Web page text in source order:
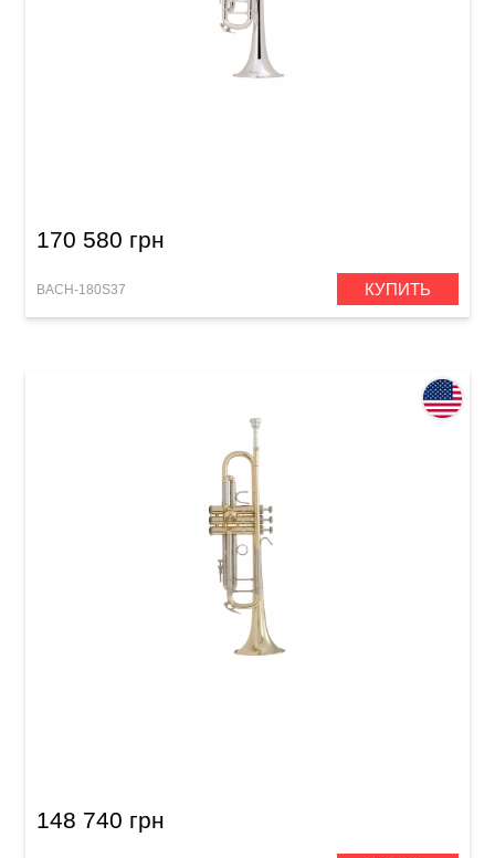
170 580 грн
BACH-180S37 КУПИТЬ
148 740 грн